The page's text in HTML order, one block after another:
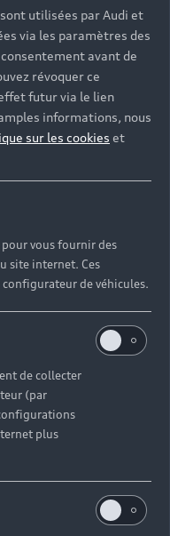
en
rechargeables
vous proposent une
À l’image de
de la
voitures offrent plus
électrique. Elles
votre
avoir besoin de
électrique se
de
utilisées par Audi et
via les paramètres des
avant de
révoquer ce
futur via le lien
informations, nous
sur les cookies et
pour vous fournir des
site internet. Ces
de véhicules.
de collecter
(par
plus